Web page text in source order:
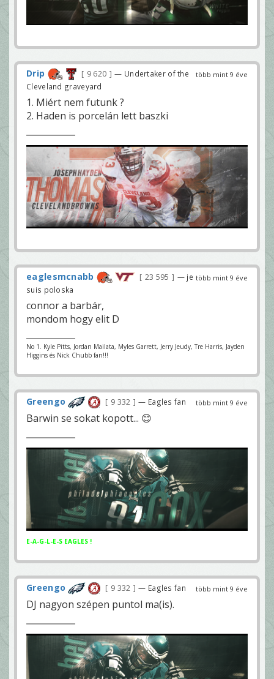
több mint 9 éve
Drip 9 620
— Undertaker of the
Cleveland graveyard
1. Miért nem futunk ?
2. Haden is porcelán lett baszki
több mint 9 éve
eaglesmcnabb 23 595
— je
suis poloska
connor a barbár,
mondom hogy elit D
No 1. Kyle Pitts, Jordan Mailata, Myles Garrett, Jerry Jeudy, Tre Harris, Jayden
Higgins és Nick Chubb fan!!!
több mint 9 éve
Greengo 9 332 — Eagles fan
Barwin se sokat kopott... 😊
E-A-G-L-E-S EAGLES !
több mint 9 éve
Greengo 9 332 — Eagles fan
DJ nagyon szépen puntol ma(is).